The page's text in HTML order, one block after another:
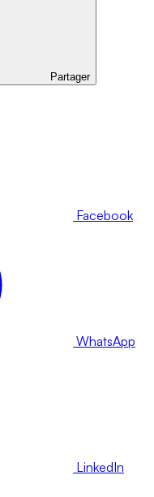
Partager
Facebook
WhatsApp
LinkedIn